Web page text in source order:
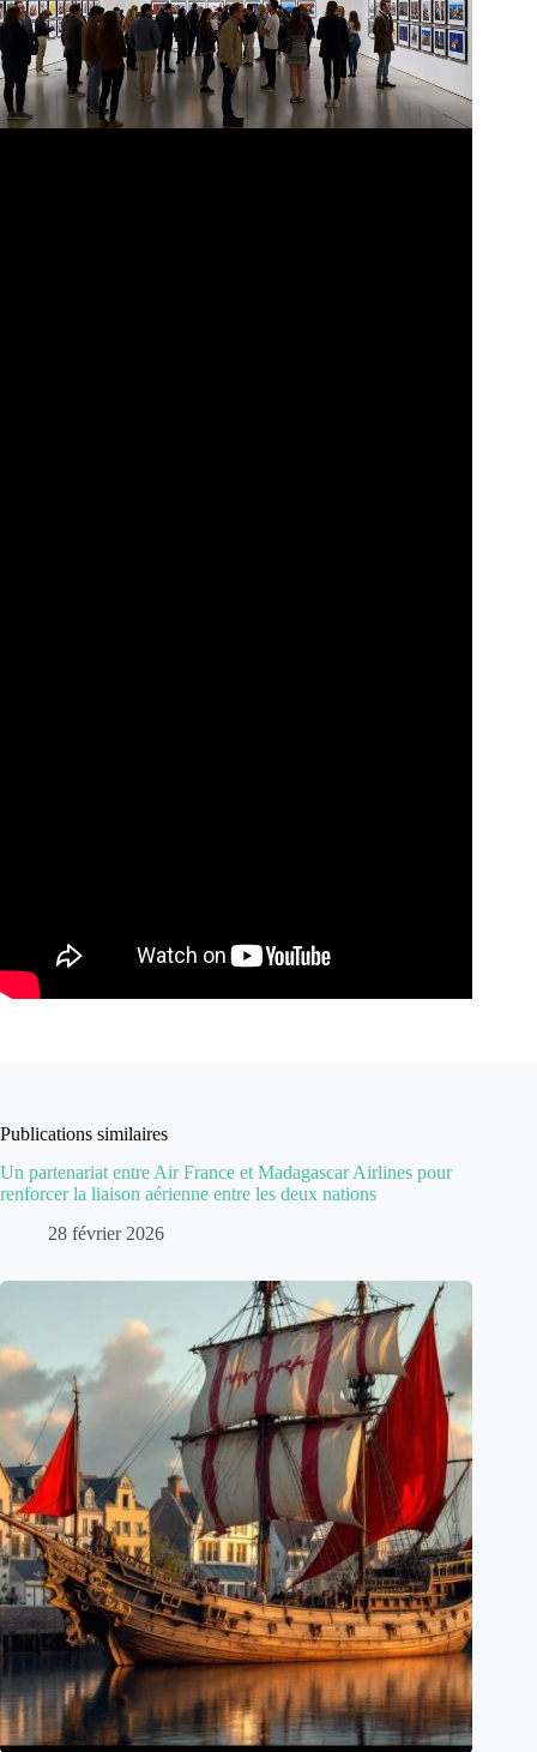
Publications similaires
Un partenariat entre Air France et Madagascar Airlines pour
renforcer la liaison aérienne entre les deux nations
28 février 2026